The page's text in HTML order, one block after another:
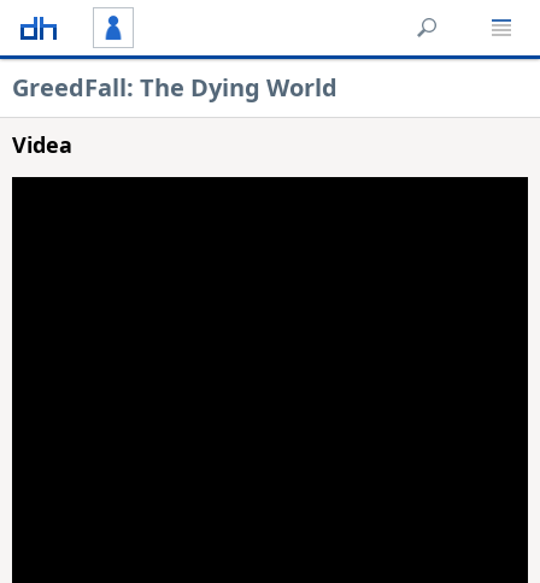
GreedFall: The Dying World
Videa